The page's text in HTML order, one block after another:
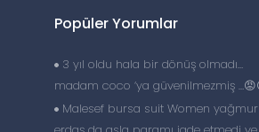
Popüler Yorumlar
3 yıl oldu hala bir dönüş olmadı…
madam coco ‘ya güvenilmezmiş
Malesef bursa suit Women yağmur